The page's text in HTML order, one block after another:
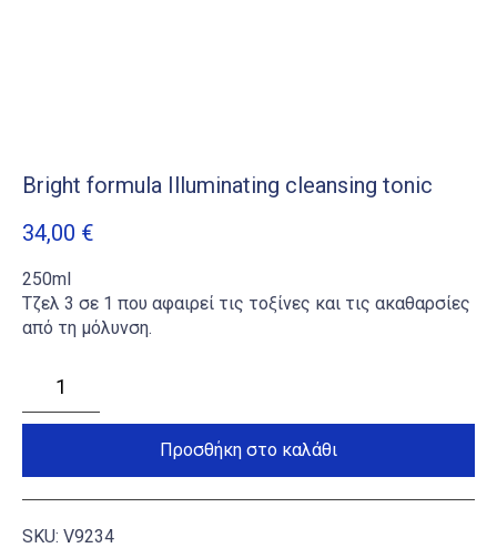
Bright formula Illuminating cleansing tonic
34,00 €
250ml
Τζελ 3 σε 1 που αφαιρεί τις τοξίνες και τις ακαθαρσίες
από τη μόλυνση.
cleansing
Προσθήκη στο καλάθι
SKU: V9234